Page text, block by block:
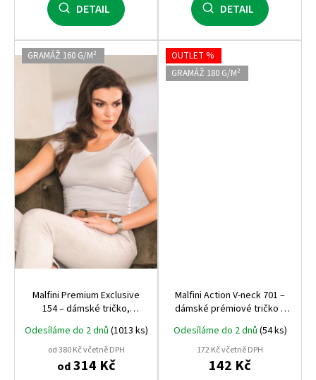
DETAIL DETAIL
GRAMÁŽ 160 G/M²
Malfini Premium Exclusive
154 – dámské tričko,
Odesíláme do 2 dnů (1013 ks)
od 380 Kč včetně DPH
od314 Kč
OUTLET %
GRAMÁŽ 180 G/M²
Malfini Action V‑neck 701 –
dámské prémiové tričko s
bavlna, 5 % elastan
Odesíláme do 2 dnů (54 ks)
172 Kč včetně DPH
142 Kč